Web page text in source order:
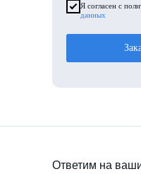
Я согласен с
данных
Ответим на